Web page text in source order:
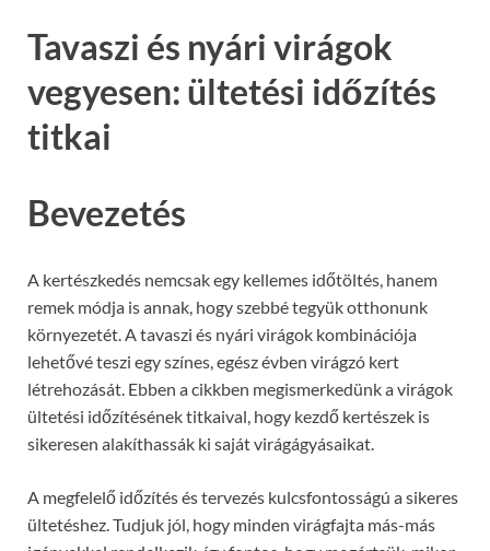
Tavaszi és nyári virágok
vegyesen: ültetési időzítés
titkai
Bevezetés
A kertészkedés nemcsak egy kellemes időtöltés, hanem
remek módja is annak, hogy szebbé tegyük otthonunk
környezetét. A tavaszi és nyári virágok kombinációja
lehetővé teszi egy színes, egész évben virágzó kert
létrehozását. Ebben a cikkben megismerkedünk a virágok
ültetési időzítésének titkaival, hogy kezdő kertészek is
sikeresen alakíthassák ki saját virágágyásaikat.
A megfelelő időzítés és tervezés kulcsfontosságú a sikeres
ültetéshez. Tudjuk jól, hogy minden virágfajta más-más